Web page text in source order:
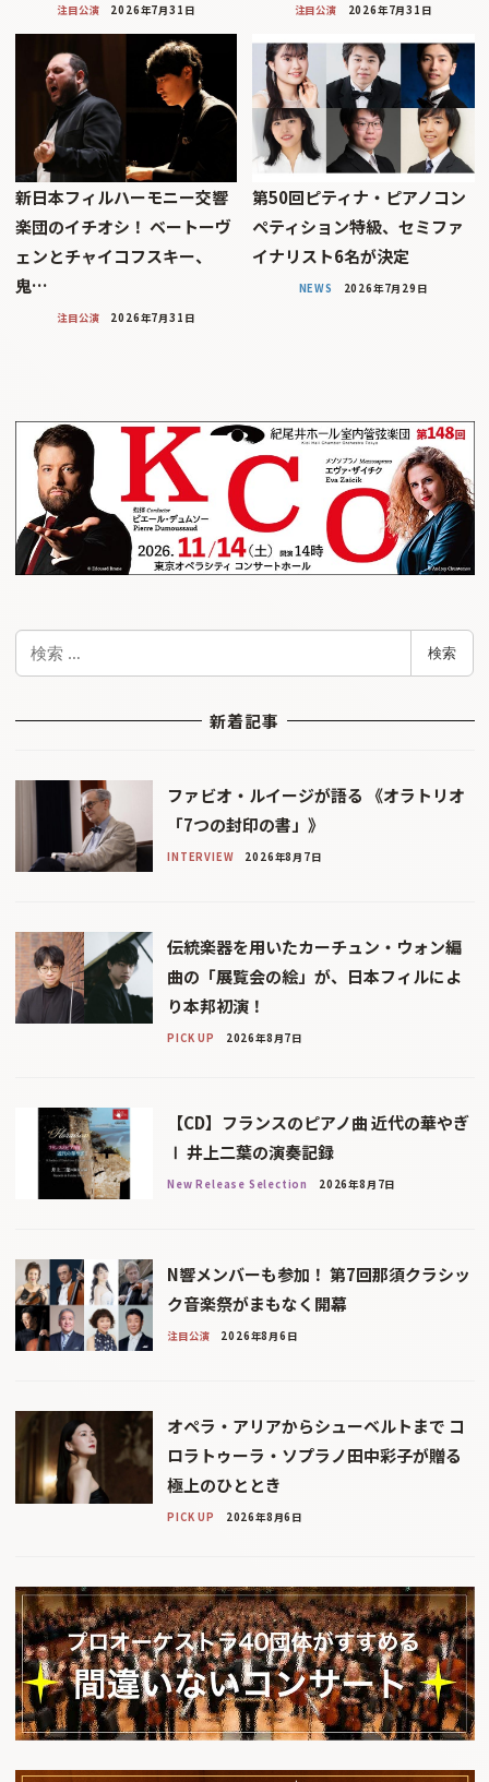
注目公演 2026年7月31日 注目公演 2026年7月31日
新日本フィルハーモニー交響
楽団のイチオシ！ ベートーヴ
ェンとチャイコフスキー、
鬼…
注目公演 2026年7月31日
第50回ピティナ・ピアノコン
ペティション特級、セミファ
イナリスト6名が決定
NEWS 2026年7月29日
検
検索
新着記事
ファビオ・ルイージが語る 《オラトリオ
「7つの封印の書」》
INTERVIEW 2026年8月7日
伝統楽器を用いたカーチュン・ウォン編
曲の「展覧会の絵」が、日本フィルによ
り本邦初演！
PICK UP 2026年8月7日
【CD】フランスのピアノ曲 近代の華やぎ
Ⅰ 井上二葉の演奏記録
New Release Selection 2026年8月7日
N響メンバーも参加！ 第7回那須クラシッ
ク音楽祭がまもなく開幕
注目公演 2026年8月6日
オペラ・アリアからシューベルトまで コ
ロラトゥーラ・ソプラノ田中彩子が贈る
極上のひととき
PICK UP 2026年8月6日